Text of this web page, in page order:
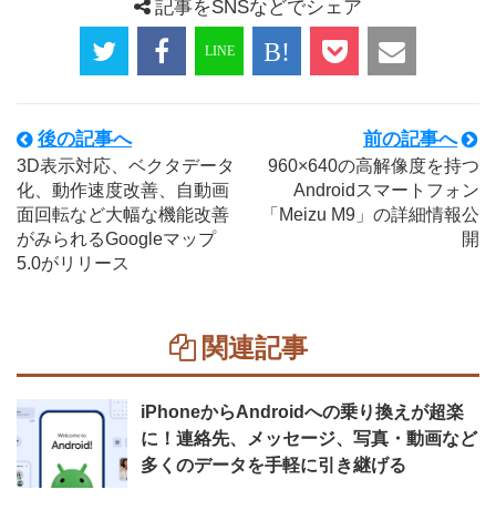
記事をSNSなどでシェア
後の記事へ
3D表示対応、ベクタデータ
化、動作速度改善、自動画
面回転など大幅な機能改善
がみられるGoogleマップ
5.0がリリース
前の記事へ
960×640の高解像度を持つ
Androidスマートフォン
「Meizu M9」の詳細情報公
開
関連記事
iPhoneからAndroidへの乗り換えが超楽
に！連絡先、メッセージ、写真・動画など
多くのデータを手軽に引き継げる